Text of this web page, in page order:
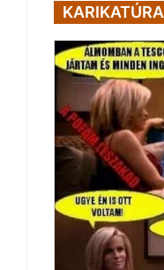
KARIKATÚRA